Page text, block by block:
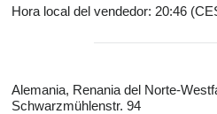
Hora local del vendedor: 20:46
Alemania, Renania del Norte-
Schwarzmühlenstr. 94